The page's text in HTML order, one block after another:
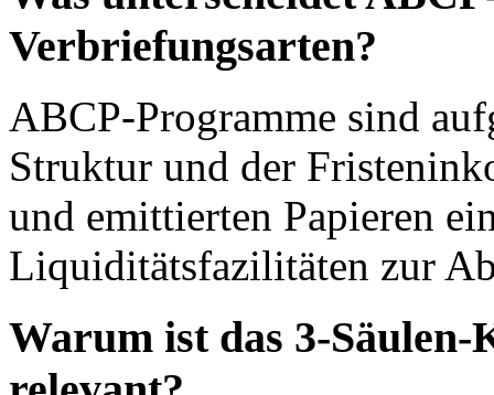
Verbriefungsarten?
ABCP-Programme sind
Struktur und der
und emittierten Papieren
Liquiditätsfazilitäten zur
Warum ist das 3-